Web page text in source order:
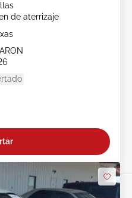
de aterrizaje